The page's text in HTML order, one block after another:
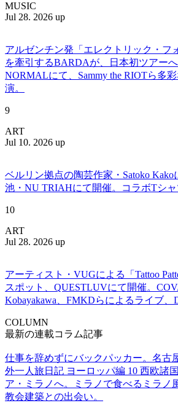
MUSIC
Jul 28. 2026 up
アルゼンチン発「エレクトリック・フ
を牽引するBARDAが、日本初ツアー
NORMALにて、Sammy the RIOTら多
演。
9
ART
Jul 10. 2026 up
ベルリン拠点の陶芸作家・Satoko Kako
池・NU TRIAHにて開催。コラボTシャ
10
ART
Jul 28. 2026 up
アーティスト・VUGによる「Tattoo
スポット、QUESTLUVにて開催。
Kobayakawa、FMKDらによるライブ、
COLUMN
最新の連載コラム記事
仕事を辞めずにバックパッカー。名古
外一人旅日記 ヨーロッパ編 10 西欧諸
ア・ミラノへ。ミラノで食べるミラノ
教会建築との出会い。